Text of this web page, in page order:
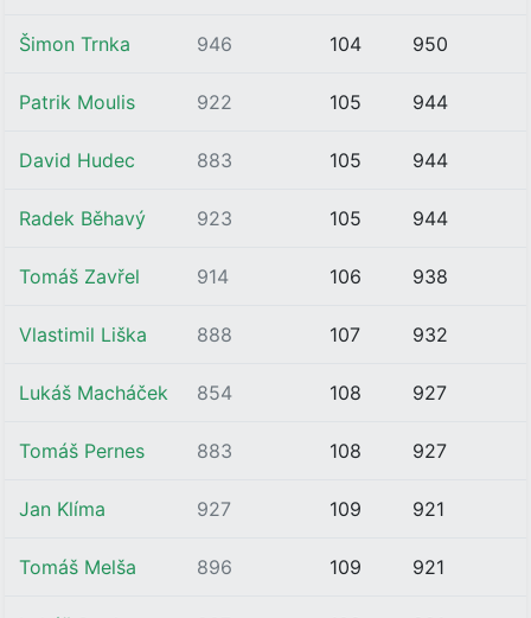
Šimon Trnka 946 104 950
Patrik Moulis 922 105 944
David Hudec 883 105 944
Radek Běhavý 923 105 944
Tomáš Zavřel 914 106 938
Vlastimil Liška 888 107 932
Lukáš Macháček 854 108 927
Tomáš Pernes 883 108 927
Jan Klíma 927 109 921
Tomáš Melša 896 109 921